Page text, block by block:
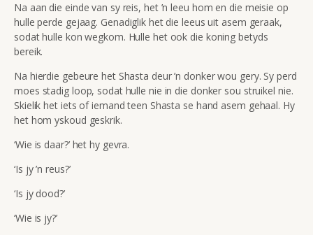
Na aan die einde van sy reis, het ’n leeu hom en die meisie op
hulle perde gejaag. Genadiglik het die leeus uit asem geraak,
sodat hulle kon wegkom. Hulle het ook die koning betyds
bereik.
Na hierdie gebeure het Shasta deur ’n donker wou gery. Sy perd
moes stadig loop, sodat hulle nie in die donker sou struikel nie.
Skielik het iets of iemand teen Shasta se hand asem gehaal. Hy
het hom yskoud geskrik.
‘Wie is daar?’ het hy gevra.
‘Is jy ’n reus?’
‘Is jy dood?’
‘Wie is jy?’